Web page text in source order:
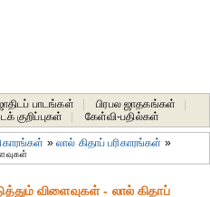
பாடங்கள் பிரபல ஜாதகங்கள்
குறிப்புகள் கேள்வி-பதில்கள்
» லால் கிதாப் பரிகாரங்கள் »
விளைவுகள் - லால் கிதாப்